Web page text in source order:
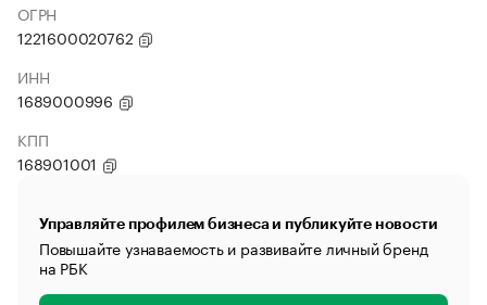
ОГРН
1221600020762
ИНН
1689000996
КПП
168901001
Управляйте профилем бизнеса и публикуйте новости
Повышайте узнаваемость и развивайте личный бренд
на РБК